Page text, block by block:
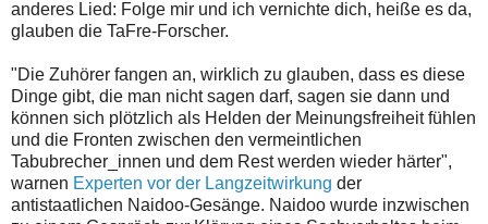
anderes Lied: Folge mir und ich vernichte dich, heiße es da,
glauben die TaFre-Forscher.
"Die Zuhörer fangen an, wirklich zu glauben, dass es diese
Dinge gibt, die man nicht sagen darf, sagen sie dann und
können sich plötzlich als Helden der Meinungsfreiheit fühlen
und die Fronten zwischen den vermeintlichen
Tabubrecher_innen und dem Rest werden wieder härter",
warnen Experten vor der Langzeitwirkung der
antistaatlichen Naidoo-Gesänge. Naidoo wurde inzwischen